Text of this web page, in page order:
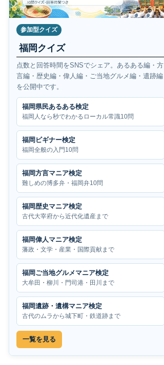
参加型クイズ
福岡クイズ
点数と回答時間をSNSでシェア。あるある編・方
言編・歴史編・偉人編・ご当地グルメ編・遺跡編
を公開中です。
福岡県民あるある検定
福岡人なら秒でわかるローカル常識10問
福岡ビギナー検定
福岡全般の入門10問
福岡方言マニア検定
難しめの博多弁・福岡弁10問
福岡歴史マニア検定
古代大宰府から近代化遺産まで
福岡偉人マニア検定
藩政・文学・産業・国際貢献まで
福岡ご当地グルメマニア検定
大牟田・柳川・門司港・田川まで
福岡遺跡・遺構マニア検定
古代のムラから城下町・鉄道跡まで
一覧を見る